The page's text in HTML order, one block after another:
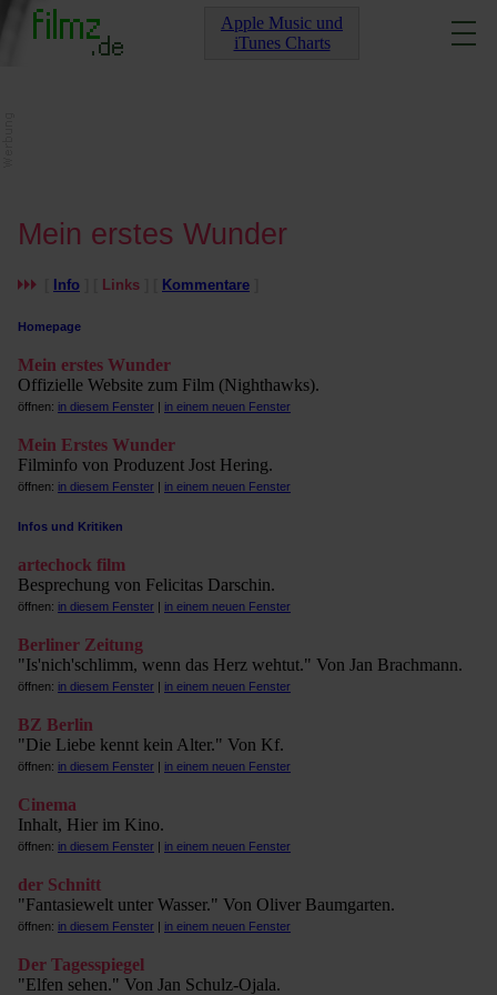
Apple Music und
iTunes Charts
Mein erstes Wunder
Info Links Kommentare
Homepage
Mein erstes Wunder
Offizielle Website zum Film (Nighthawks).
öffnen: in diesem Fenster | in einem neuen Fenster
Mein Erstes Wunder
Filminfo von Produzent Jost Hering.
öffnen: in diesem Fenster | in einem neuen Fenster
Infos und Kritiken
artechock film
Besprechung von Felicitas Darschin.
öffnen: in diesem Fenster | in einem neuen Fenster
Berliner Zeitung
"Is'nich'schlimm, wenn das Herz wehtut." Von Jan Brachmann.
öffnen: in diesem Fenster | in einem neuen Fenster
BZ Berlin
"Die Liebe kennt kein Alter." Von Kf.
öffnen: in diesem Fenster | in einem neuen Fenster
Cinema
Inhalt, Hier im Kino.
öffnen: in diesem Fenster | in einem neuen Fenster
der Schnitt
"Fantasiewelt unter Wasser." Von Oliver Baumgarten.
öffnen: in diesem Fenster | in einem neuen Fenster
Der Tagesspiegel
"Elfen sehen." Von Jan Schulz-Ojala.